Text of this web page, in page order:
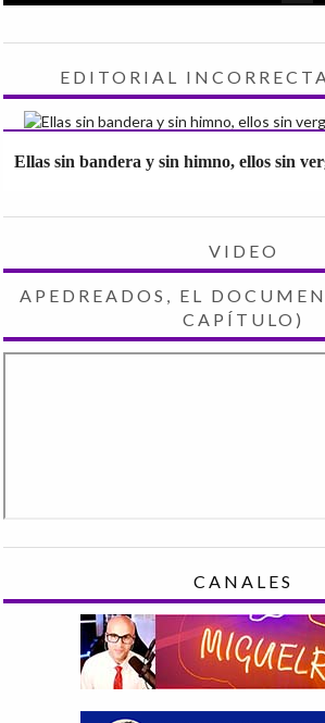
EDITORIAL INCORRECTA
Ellas sin bandera y sin himno, ellos sin
VIDEO
APEDREADOS, EL
CAPÍTULO)
CANALES